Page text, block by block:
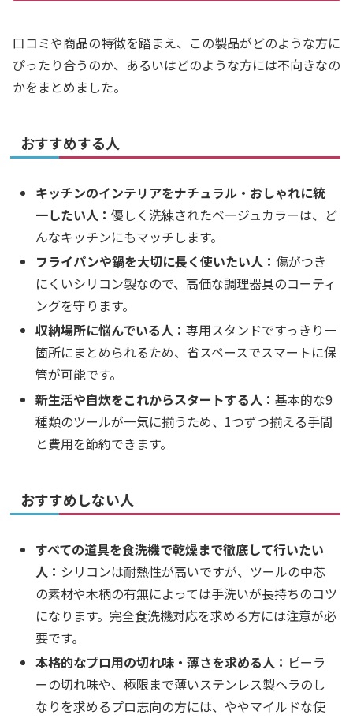
口コミや商品の特徴を踏まえ、この製品がどのような方に
ぴったり合うのか、あるいはどのような方には不向きなの
かをまとめました。
おすすめする人
キッチンのインテリアをナチュラル・おしゃれに統
一したい人：優しく洗練されたベージュカラーは、ど
んなキッチンにもマッチします。
フライパンや鍋を大切に長く使いたい人：傷がつき
にくいシリコン製なので、高価な調理器具のコーティ
ングを守ります。
収納場所に悩んでいる人：専用スタンドですっきり一
箇所にまとめられるため、省スペースでスマートに保
管が可能です。
新生活や自炊をこれからスタートする人：基本的な9
種類のツールが一気に揃うため、1つずつ揃える手間
と費用を節約できます。
おすすめしない人
すべての道具を食洗機で乾燥まで徹底して行いたい
人： シリコンは耐熱性が高いですが、ツールの中芯
の素材や木柄の有無によっては手洗いが長持ちのコツ
になります。完全食洗機対応を求める方には注意が必
要です。
本格的なプロ用の切れ味・薄さを求める人： ピーラ
ーの切れ味や、極限まで薄いステンレス製ヘラのし
なりを求めるプロ志向の方には、ややマイルドな使